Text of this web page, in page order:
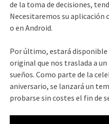
de la toma de decisiones,
Necesitaremos su aplicación
o en Android.
Por último, estará disponible
original que nos traslada a
sueños. Como parte de la
aniversario, se lanzará un
probarse sin costes el fin de